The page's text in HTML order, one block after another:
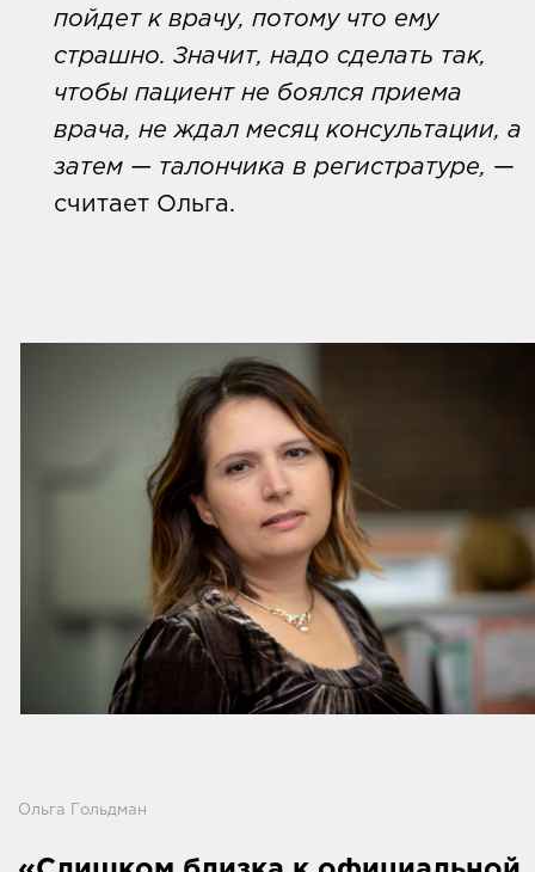
пойдет к врачу, потому что ему
страшно. Значит, надо сделать так,
чтобы пациент не боялся приема
врача, не ждал месяц консультации, а
затем — талончика в регистратуре, —
считает Ольга.
Ольга Гольдман